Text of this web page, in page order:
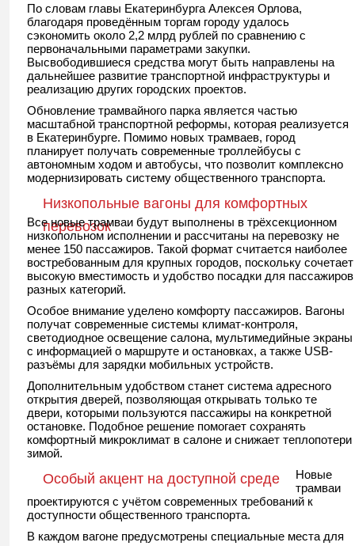
По словам главы Екатеринбурга Алексея Орлова,
благодаря проведённым торгам городу удалось
сэкономить около 2,2 млрд рублей по сравнению с
первоначальными параметрами закупки.
Высвободившиеся средства могут быть направлены на
дальнейшее развитие транспортной инфраструктуры и
реализацию других городских проектов.
Обновление трамвайного парка является частью
масштабной транспортной реформы, которая реализуется
в Екатеринбурге. Помимо новых трамваев, город
планирует получать современные троллейбусы с
автономным ходом и автобусы, что позволит комплексно
модернизировать систему общественного транспорта.
Низкопольные вагоны для комфортных
перевозок
Все новые трамваи будут выполнены в трёхсекционном
низкопольном исполнении и рассчитаны на перевозку не
менее 150 пассажиров. Такой формат считается наиболее
востребованным для крупных городов, поскольку сочетает
высокую вместимость и удобство посадки для пассажиров
разных категорий.
Особое внимание уделено комфорту пассажиров. Вагоны
получат современные системы климат-контроля,
светодиодное освещение салона, мультимедийные экраны
с информацией о маршруте и остановках, а также USB-
разъёмы для зарядки мобильных устройств.
Дополнительным удобством станет система адресного
открытия дверей, позволяющая открывать только те
двери, которыми пользуются пассажиры на конкретной
остановке. Подобное решение помогает сохранять
комфортный микроклимат в салоне и снижает теплопотери
зимой.
Особый акцент на доступной среде
Новые
трамваи
проектируются с учётом современных требований к
доступности общественного транспорта.
В каждом вагоне предусмотрены специальные места для